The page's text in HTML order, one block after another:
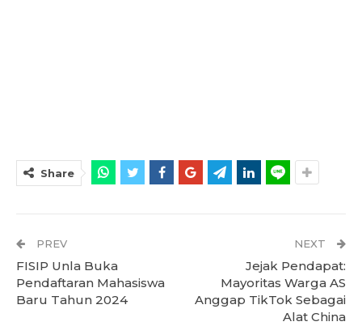
Share
PREV
FISIP Unla Buka
Pendaftaran Mahasiswa
Baru Tahun 2024
NEXT
Jejak Pendapat:
Mayoritas Warga AS
Anggap TikTok Sebagai
Alat China